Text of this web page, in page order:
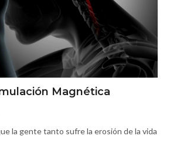
Magnética
la gente tanto sufre la erosión de la vida